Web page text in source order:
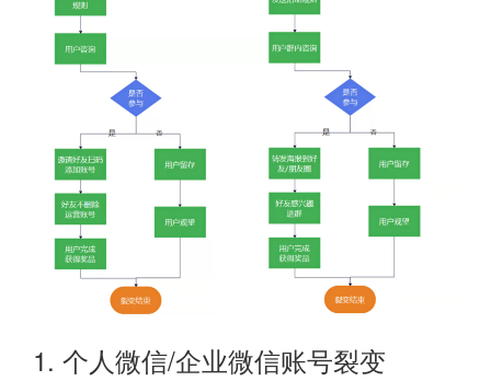
1. 个人微信/企业微信账号裂变